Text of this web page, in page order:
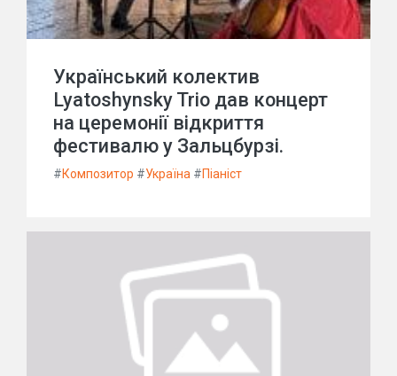
Український колектив
Lyatoshynsky Trio дав концерт
на церемонії відкриття
фестивалю у Зальцбурзі.
#Композитор #Україна #Піаніст